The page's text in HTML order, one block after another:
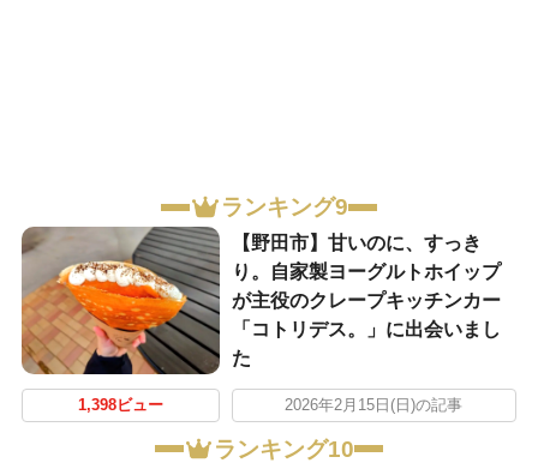
ランキング9
【野田市】甘いのに、すっき
り。自家製ヨーグルトホイップ
が主役のクレープキッチンカー
「コトリデス。」に出会いまし
た
1,398ビュー 2026年2月15日(日)の記事
ランキング10